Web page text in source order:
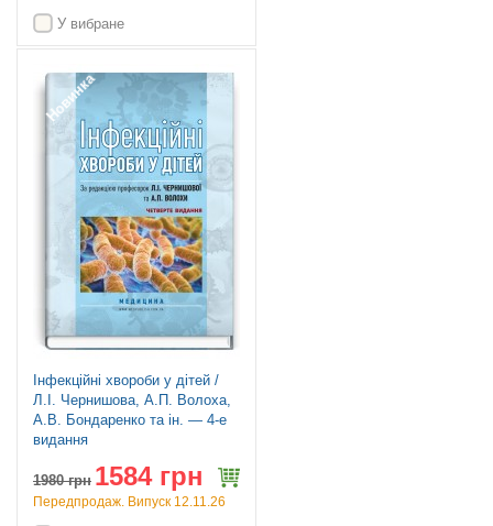
У вибране
Новинка
Інфекційні хвороби у дітей /
Л.I. Чернишова, А.П. Волоха,
А.В. Бондаренко та ін. — 4-е
видання
1980грн 1584 грн
Передпродаж. Випуск 12.11.26